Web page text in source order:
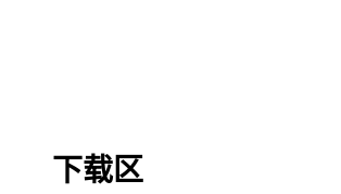
烤盘规格
下载区